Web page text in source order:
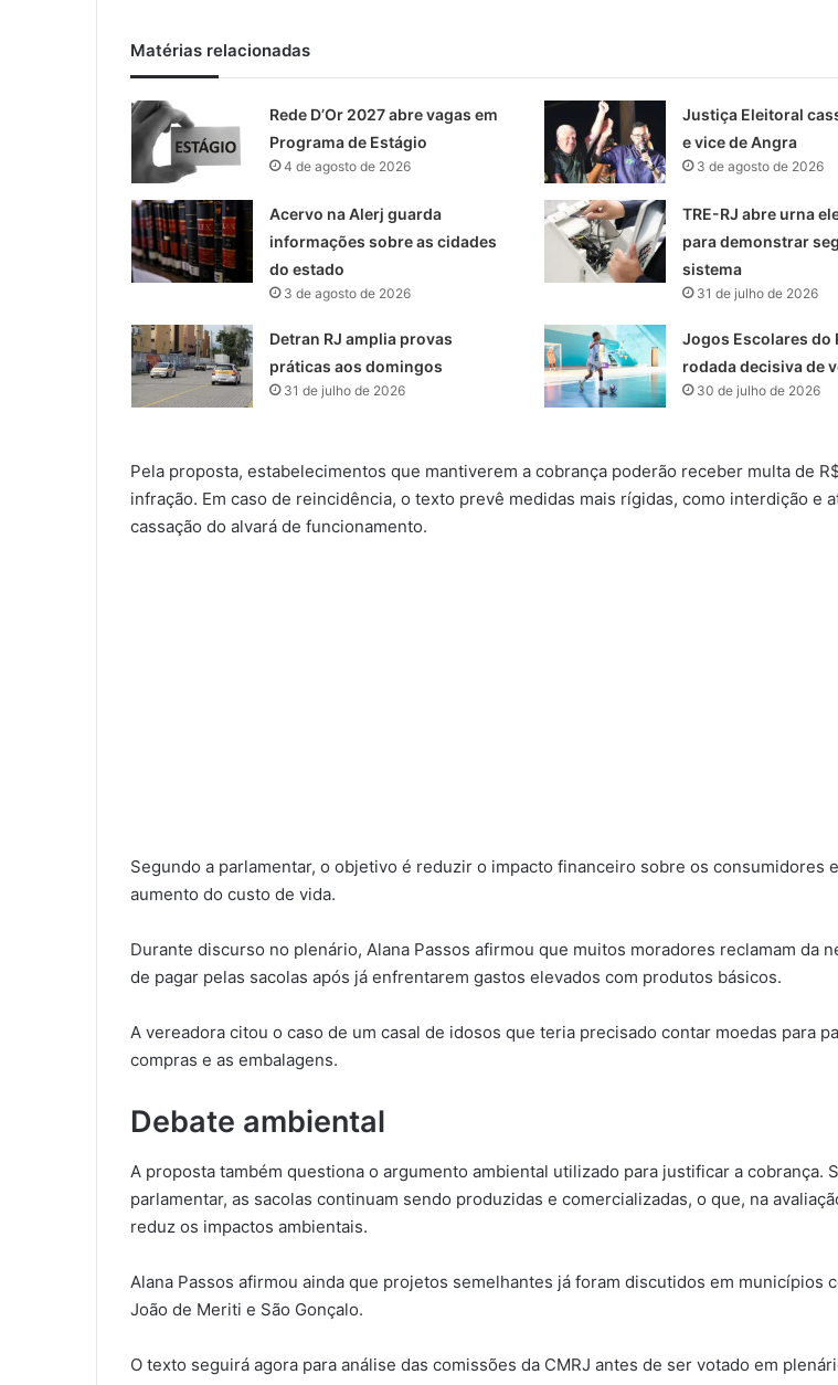
Matérias relacionadas
Rede D’Or 2027 abre vagas em
Programa de Estágio
4 de agosto de 2026
Justiça Eleitoral
e vice de Angra
3 de agosto de 2026
Acervo na Alerj guarda
informações sobre as cidades
do estado
3 de agosto de 2026
TRE-RJ abre urna
para demonstrar
sistema
31 de julho de 2026
Detran RJ amplia provas
práticas aos domingos
31 de julho de 2026
Jogos Escolares do
rodada decisiva de
30 de julho de 2026
Pela proposta, estabelecimentos que mantiverem a cobrança poderão receber multa de
infração. Em caso de reincidência, o texto prevê medidas mais rígidas, como interdição e
cassação do alvará de funcionamento.
Segundo a parlamentar, o objetivo é reduzir o impacto financeiro sobre os consumidores
aumento do custo de vida.
Durante discurso no plenário, Alana Passos afirmou que muitos moradores reclamam da
de pagar pelas sacolas após já enfrentarem gastos elevados com produtos básicos.
A vereadora citou o caso de um casal de idosos que teria precisado contar moedas para
compras e as embalagens.
Debate ambiental
A proposta também questiona o argumento ambiental utilizado para justificar a cobrança.
parlamentar, as sacolas continuam sendo produzidas e comercializadas, o que, na
reduz os impactos ambientais.
Alana Passos afirmou ainda que projetos semelhantes já foram discutidos em municípios
João de Meriti e São Gonçalo.
O texto seguirá agora para análise das comissões da CMRJ antes de ser votado em